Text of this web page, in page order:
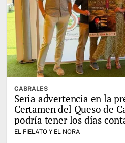
CABRALES
Seria advertencia en la
Certamen del Queso de
podría tener los días
EL FIELATO Y EL NORA